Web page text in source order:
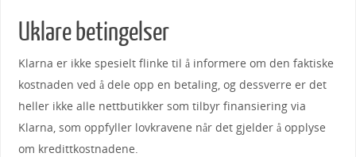
Uklare betingelser
Klarna er ikke spesielt flinke til å informere om den faktiske
kostnaden ved å dele opp en betaling, og dessverre er det
heller ikke alle nettbutikker som tilbyr finansiering via
Klarna, som oppfyller lovkravene når det gjelder å opplyse
om kredittkostnadene.